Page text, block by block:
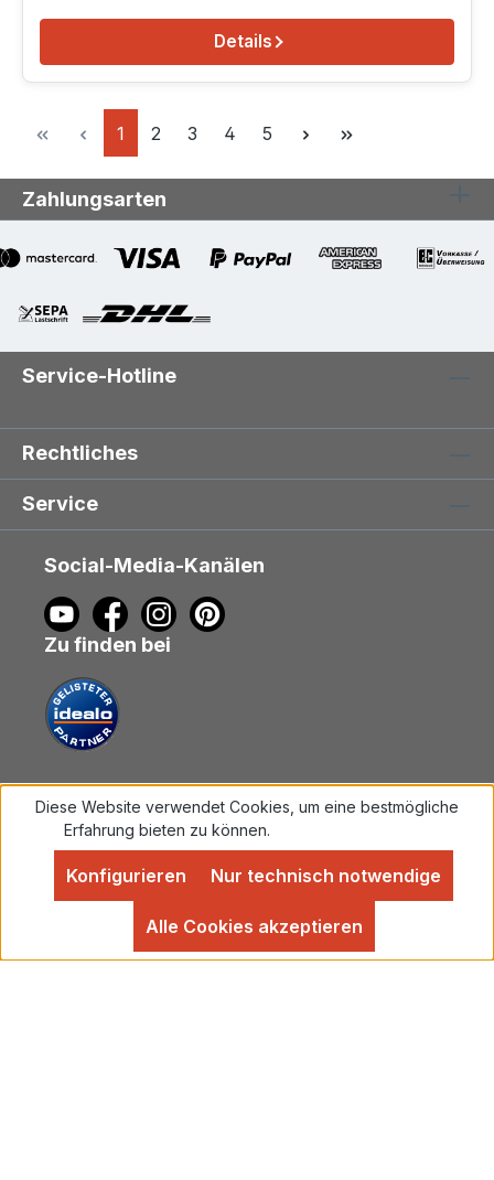
Details
Seite
1 Seite
2 Seite
3 Seite
4 Seite
5
Zahlungsarten
Service-Hotline
Rechtliches
Service
Social-Media-Kanälen
Zu finden bei
Vertrag widerrufen
Alle Preise inkl. gesetzl. Mehrwertsteuer zzgl.
nicht anders angegeben.
Diese Website verwendet Cookies, um eine bestmögliche
Erfahrung bieten zu können.
Nur technisch notwendige
Konfigurieren
Alle Cookies akzeptieren